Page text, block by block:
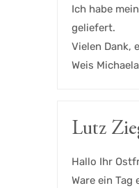
Ich habe
geliefert.
Vielen Dank,
Weis Michaela
Lutz
Hallo Ihr
Ware ein